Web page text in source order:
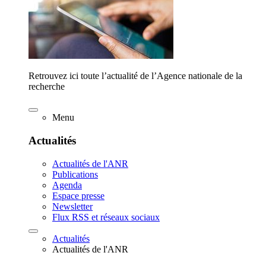
Retrouvez ici toute l’actualité de l’Agence nationale de la
recherche
Menu
Actualités
Actualités de l'ANR
Publications
Agenda
Espace presse
Newsletter
Flux RSS et réseaux sociaux
Actualités
Actualités de l'ANR